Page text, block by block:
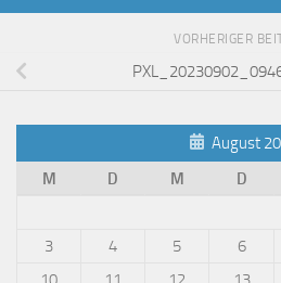
VORHERIGER
August
M
D M D
3
4 5 6